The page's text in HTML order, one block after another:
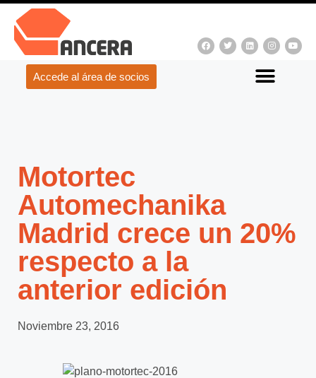
Accede al área de socios
Motortec
Automechanika
Madrid crece un 20%
respecto a la
anterior edición
Noviembre 23, 2016